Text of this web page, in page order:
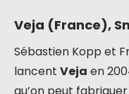
Veja (France),
Sébastien Kopp et
lancent Veja en
qu’on peut